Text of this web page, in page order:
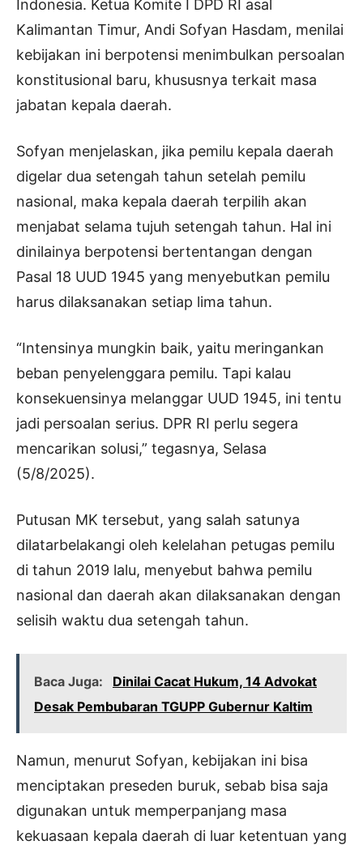
Indonesia. Ketua Komite I DPD RI asal
Kalimantan Timur, Andi Sofyan Hasdam, menilai
kebijakan ini berpotensi menimbulkan persoalan
konstitusional baru, khususnya terkait masa
jabatan kepala daerah.
Sofyan menjelaskan, jika pemilu kepala daerah
digelar dua setengah tahun setelah pemilu
nasional, maka kepala daerah terpilih akan
menjabat selama tujuh setengah tahun. Hal ini
dinilainya berpotensi bertentangan dengan
Pasal 18 UUD 1945 yang menyebutkan pemilu
harus dilaksanakan setiap lima tahun.
“Intensinya mungkin baik, yaitu meringankan
beban penyelenggara pemilu. Tapi kalau
konsekuensinya melanggar UUD 1945, ini tentu
jadi persoalan serius. DPR RI perlu segera
mencarikan solusi,” tegasnya, Selasa
(5/8/2025).
Putusan MK tersebut, yang salah satunya
dilatarbelakangi oleh kelelahan petugas pemilu
di tahun 2019 lalu, menyebut bahwa pemilu
nasional dan daerah akan dilaksanakan dengan
selisih waktu dua setengah tahun.
Baca Juga:
Dinilai Cacat Hukum, 14 Advokat
Desak Pembubaran TGUPP Gubernur Kaltim
Namun, menurut Sofyan, kebijakan ini bisa
menciptakan preseden buruk, sebab bisa saja
digunakan untuk memperpanjang masa
kekuasaan kepala daerah di luar ketentuan yang